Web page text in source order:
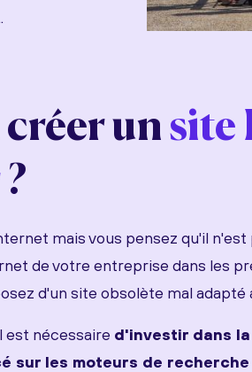
un site
?
mais vous pensez qu'il n'est
de votre entreprise dans les
d'un site obsolète mal adapté
est nécessaire d'investir dans
sur les moteurs de recherche